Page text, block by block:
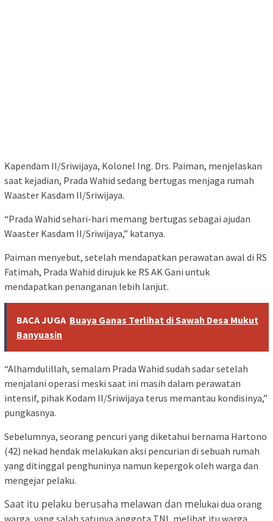
Kapendam II/Sriwijaya, Kolonel Ing. Drs. Paiman, menjelaskan
saat kejadian, Prada Wahid sedang bertugas menjaga rumah
Waaster Kasdam II/Sriwijaya.
“Prada Wahid sehari-hari memang bertugas sebagai ajudan
Waaster Kasdam II/Sriwijaya,” katanya.
Paiman menyebut, setelah mendapatkan perawatan awal di RS
Fatimah, Prada Wahid dirujuk ke RS AK Gani untuk
mendapatkan penanganan lebih lanjut.
BACA JUGA Buaya Ganas Terlihat di Sawah Desa Mukut
Banyuasin
“Alhamdulillah, semalam Prada Wahid sudah sadar setelah
menjalani operasi meski saat ini masih dalam perawatan
intensif, pihak Kodam II/Sriwijaya terus memantau kondisinya,”
pungkasnya.
Sebelumnya, seorang pencuri yang diketahui bernama Hartono
(42) nekad hendak melakukan aksi pencurian di sebuah rumah
yang ditinggal penghuninya namun kepergok oleh warga dan
mengejar pelaku.
Saat itu pelaku berusaha melawan dan melukai dua orang